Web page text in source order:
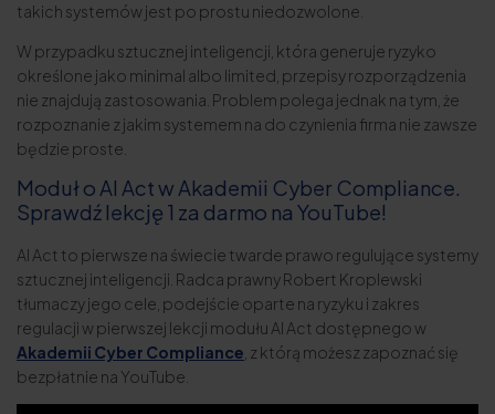
takich systemów jest po prostu niedozwolone.
W przypadku sztucznej inteligencji, która generuje ryzyko
określone jako minimal albo limited, przepisy rozporządzenia
nie znajdują zastosowania. Problem polega jednak na tym, że
rozpoznanie z jakim systemem na do czynienia firma nie zawsze
będzie proste.
Moduł o AI Act w Akademii Cyber Compliance.
Sprawdź lekcję 1 za darmo na YouTube!
AI Act to pierwsze na świecie twarde prawo regulujące systemy
sztucznej inteligencji. Radca prawny Robert Kroplewski
tłumaczy jego cele, podejście oparte na ryzyku i zakres
regulacji w pierwszej lekcji modułu AI Act dostępnego w
Akademii Cyber Compliance , z którą możesz zapoznać się
bezpłatnie na YouTube.